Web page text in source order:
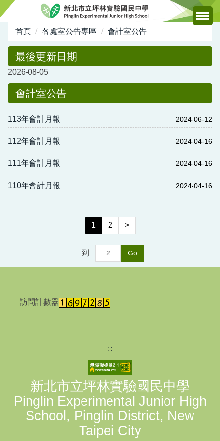
跳
容
首頁 各處室公告專區 會計室公告
最後更新日期
2026-08-05
會計室公告
113年會計月報 2024-06-12
112年會計月報 2024-04-16
111年會計月報 2024-04-16
110年會計月報 2024-04-16
1 2 >
到 Go
訪問計數器
:::
新北市立坪林實驗國民中學
Pinglin Experimental Junior High
School, Pinglin District, New
Taipei City